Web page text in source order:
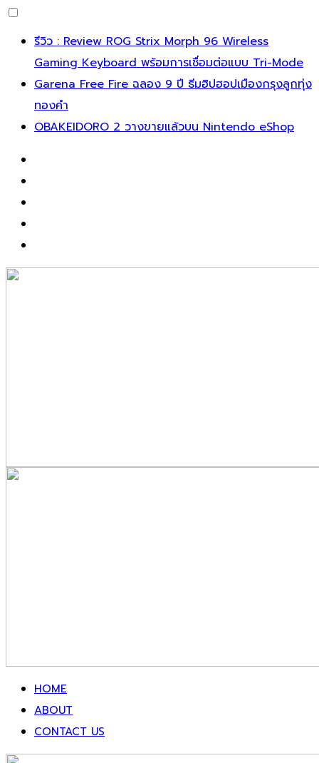
Skip
content
รีวิว : Review ROG Strix Morph 96 Wireless
Gaming Keyboard พร้อมการเชื่อมต่อแบบ Tri-Mode
Garena Free Fire ฉลอง 9 ปี ธีมฮิปฮอปเมืองกรุงลูกทุ่ง
ทองคำ
OBAKEIDORO 2 วางขายแล้วบน Nintendo eShop
HOME
ABOUT
CONTACT US